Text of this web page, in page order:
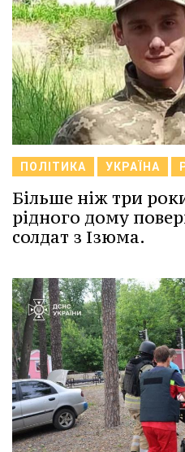
ПОЛІТИКА УКРАЇНА
Більше ніж три
рідного дому
солдат з Ізюма.